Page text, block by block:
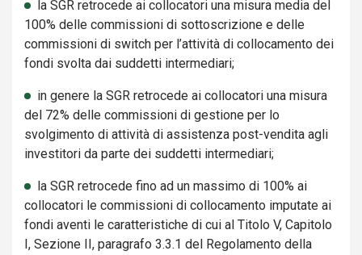
la SGR retrocede ai collocatori una misura media del
100% delle commissioni di sottoscrizione e delle
commissioni di switch per l’attività di collocamento dei
fondi svolta dai suddetti intermediari;
in genere la SGR retrocede ai collocatori una misura
del 72% delle commissioni di gestione per lo
svolgimento di attività di assistenza post-vendita agli
investitori da parte dei suddetti intermediari;
la SGR retrocede fino ad un massimo di 100% ai
collocatori le commissioni di collocamento imputate ai
fondi aventi le caratteristiche di cui al Titolo V, Capitolo
I, Sezione II, paragrafo 3.3.1 del Regolamento della